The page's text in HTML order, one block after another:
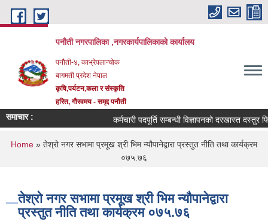
Skip to main content
पनौती नगरपालिका ,नगरकार्यपालिकाको कार्यालय
पनौती-४, काभ्रेपलान्चोक
बागमती प्रदेश नेपाल
कृषि,पर्यटन,कला र संस्कृति
हरित, गौरवमय - समृद्द पनौती
समाचार : कर्मचारी पदपूर्ति सम्बन्धी विज्ञापनको दरखास्त दस्तुर
You are here
Home » तेश्रो नगर सभामा प्रमूख श्री भिम न्यौपानेद्वारा प्रस्तुत नीति तथा कार्यक्रम
०७५.७६
तेश्रो नगर सभामा प्रमूख श्री भिम न्यौपानेद्वारा
प्रस्तुत नीति तथा कार्यक्रम ०७५.७६